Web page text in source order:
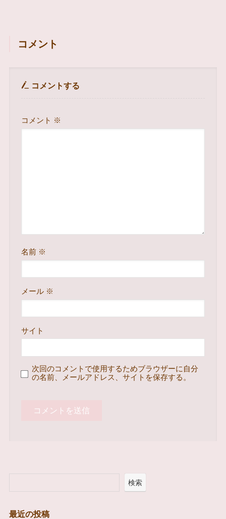
コメント
コメントする
コメント ※
名前 ※
メール ※
サイト
次回のコメントで使用するためブラウザーに自分
の名前、メールアドレス、サイトを保存する。
検索
最近の投稿